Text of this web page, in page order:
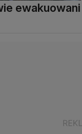
ewakuowani